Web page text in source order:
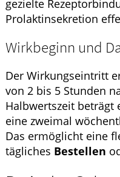
gezielte
Prolaktinsekretion
Wirkbeginn und
Der Wirkungseintritt
von 2 bis 5 Stunden
Halbwertszeit beträgt
eine zweimal
Das ermöglicht eine
tägliches Bestellen